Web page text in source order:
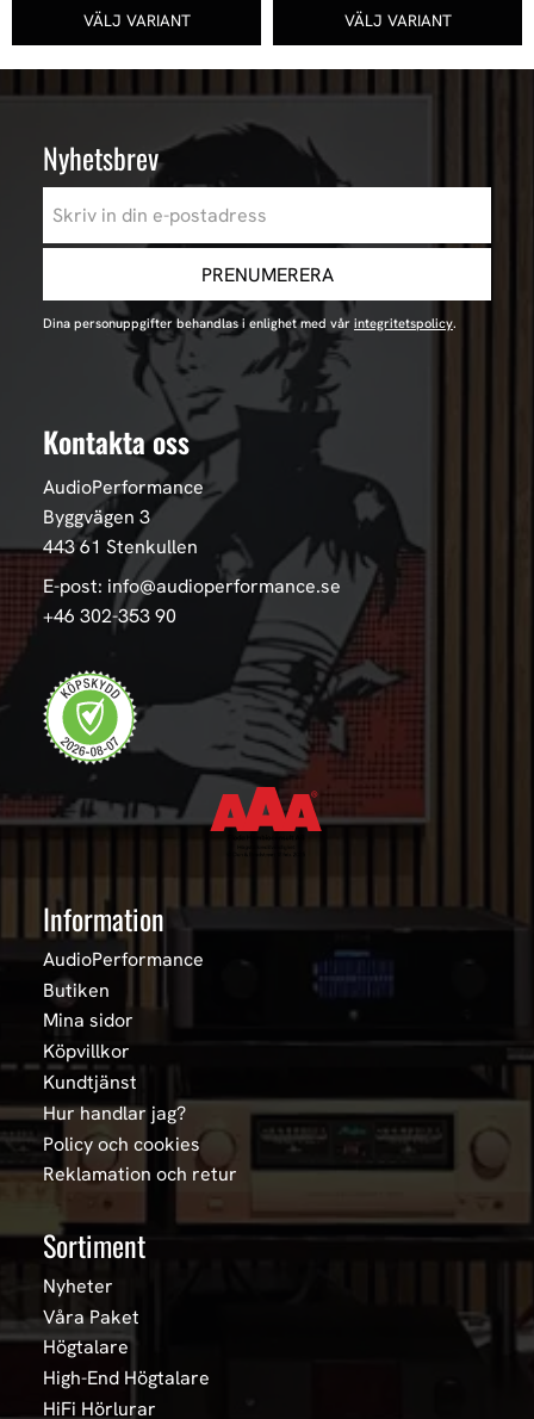
Nyhetsbrev
PRENUMERERA
Dina personuppgifter behandlas i enlighet med vår integritetspolicy.
Kontakta oss
AudioPerformance
Byggvägen 3
443 61 Stenkullen
E-post: info@audioperformance.se
+46 302-353 90
Information
AudioPerformance
Butiken
Mina sidor
Köpvillkor
Kundtjänst
Hur handlar jag?
Policy och cookies
Reklamation och retur
Sortiment
Nyheter
Våra Paket
Högtalare
High-End Högtalare
HiFi Hörlurar